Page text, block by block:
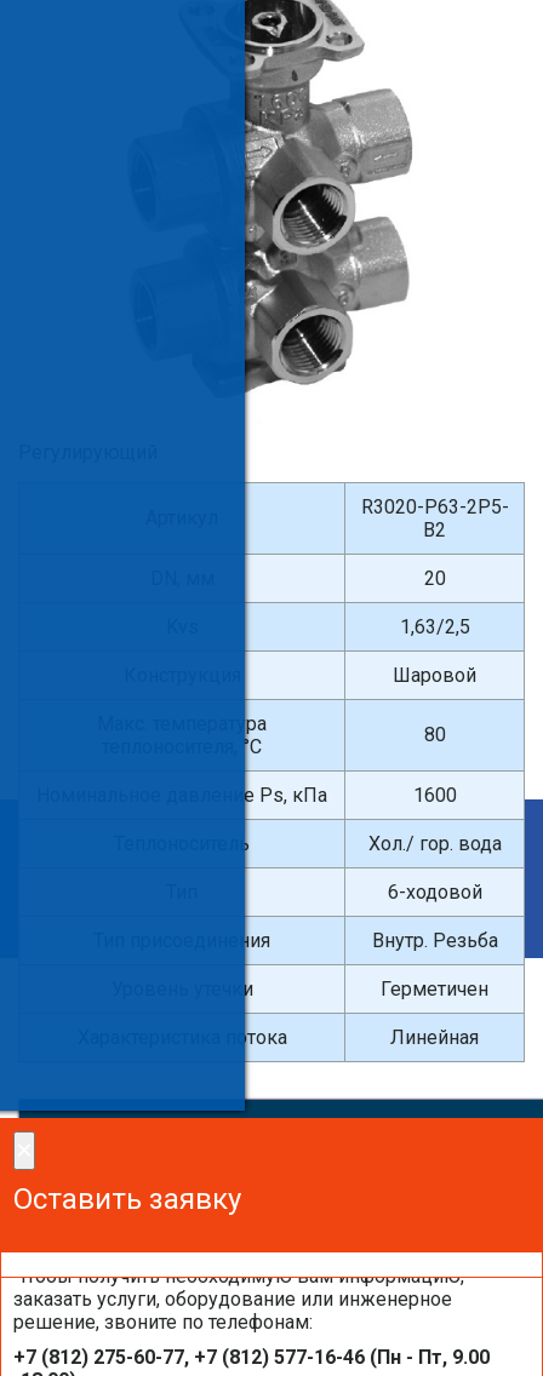
Введите поисковый запрос
R3020-P63-2P5-
B2
20
1,63/2,5
Шаровой
Макс. температура
теплоносителя, °С
80
Номинальное давление Ps, кПа 1600
Теплоноситель Хол./ гор. вода
6-ходовой
Тип присоединения Внутр. Резьба
Уровень утечки Герметичен
Характеристика потока Линейная
Оставить заявку
Оставить заявку
Чтобы получить необходимую вам информацию,
заказать услуги, оборудование или инженерное
решение, звоните по телефонам:
+7 (812) 275-60-77, +7 (812) 577-16-46 (Пн - Пт, 9.00
Оставить заявку
Каталоги и брошюры BELIMO